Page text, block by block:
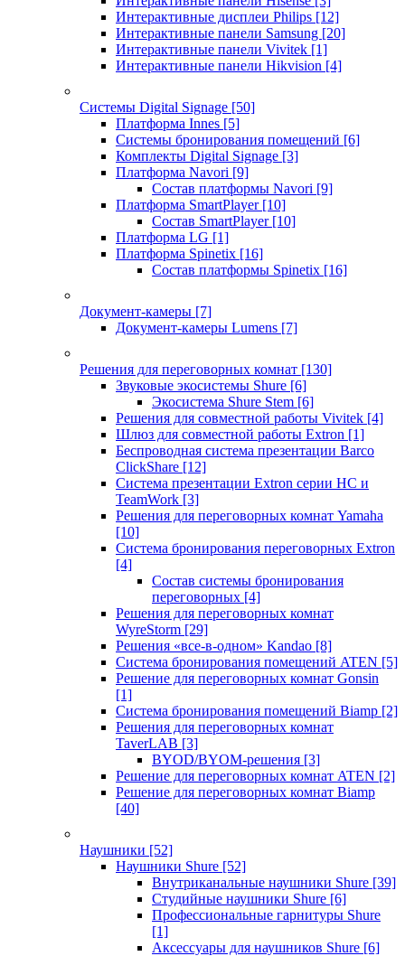
Интерактивные дисплеи Philips [12]
Интерактивные панели Samsung [20]
Интерактивные панели Vivitek [1]
Интерактивные панели Hikvision [4]
Системы Digital Signage [50]
Платформа Innes [5]
Системы бронирования помещений [6]
Комплекты Digital Signage [3]
Платформа Navori [9]
Состав платформы Navori [9]
Платформа SmartPlayer [10]
Состав SmartPlayer [10]
Платформа LG [1]
Платформа Spinetix [16]
Состав платформы Spinetix [16]
Документ-камеры [7]
Документ-камеры Lumens [7]
Решения для переговорных комнат [130]
Звуковые экосистемы Shure [6]
Экосистема Shure Stem [6]
Решения для совместной работы Vivitek [4]
Шлюз для совместной работы Extron [1]
Беспроводная система презентации Barco
ClickShare [12]
Система презентации Extron серии HC и
TeamWork [3]
Решения для переговорных комнат Yamaha
[10]
Система бронирования переговорных Extron
[4]
Состав системы бронирования
переговорных [4]
Решения для переговорных комнат
WyreStorm [29]
Решения «все-в-одном» Kandao [8]
Система бронирования помещений ATEN [5]
Решение для переговорных комнат Gonsin
[1]
Система бронирования помещений Biamp [2]
Решения для переговорных комнат
TaverLAB [3]
BYOD/BYOM-решения [3]
Решение для переговорных комнат ATEN [2]
Решение для переговорных комнат Biamp
[40]
Наушники [52]
Наушники Shure [52]
Внутриканальные наушники Shure [39]
Студийные наушники Shure [6]
Профессиональные гарнитуры Shure
[1]
Аксессуары для наушников Shure [6]